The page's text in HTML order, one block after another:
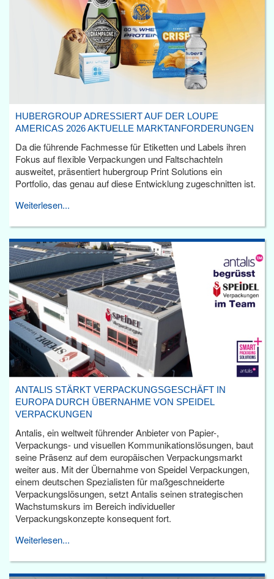
HUBERGROUP ADRESSIERT AUF DER LOUPE
AMERICAS 2026 AKTUELLE MARKTANFORDERUNGEN
Da die führende Fachmesse für Etiketten und Labels ihren
Fokus auf flexible Verpackungen und Faltschachteln
ausweitet, präsentiert hubergroup Print Solutions ein
Portfolio, das genau auf diese Entwicklung zugeschnitten ist.
Weiterlesen...
ANTALIS STÄRKT VERPACKUNGSGESCHÄFT IN
EUROPA DURCH ÜBERNAHME VON SPEIDEL
VERPACKUNGEN
Antalis, ein weltweit führender Anbieter von Papier-,
Verpackungs- und visuellen Kommunikationslösungen, baut
seine Präsenz auf dem europäischen Verpackungsmarkt
weiter aus. Mit der Übernahme von Speidel Verpackungen,
einem deutschen Spezialisten für maßgeschneiderte
Verpackungslösungen, setzt Antalis seinen strategischen
Wachstumskurs im Bereich individueller
Verpackungskonzepte konsequent fort.
Weiterlesen...